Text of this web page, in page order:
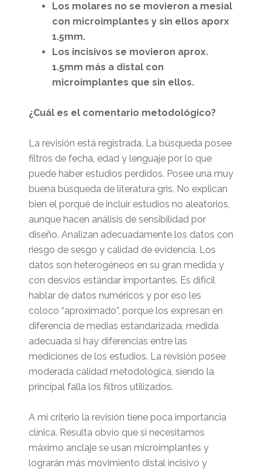
Los molares no se movieron a mesial
con microimplantes y sin ellos aporx
1.5mm.
Los incisivos se movieron aprox.
1.5mm más a distal con
microimplantes que sin ellos.
¿Cuál es el comentario metodológico?
La revisión está registrada. La búsqueda posee
filtros de fecha, edad y lenguaje por lo que
puede haber estudios perdidos. Posee una muy
buena búsqueda de literatura gris. No explican
bien el porqué de incluir estudios no aleatorios,
aunque hacen análisis de sensibilidad por
diseño. Analizan adecuadamente los datos con
riesgo de sesgo y calidad de evidencia. Los
datos son heterogéneos en su gran medida y
con desvíos estándar importantes. Es difícil
hablar de datos numéricos y por eso les
coloco “aproximado”, porque los expresan en
diferencia de medias estandarizada, medida
adecuada si hay diferencias entre las
mediciones de los estudios. La revisión posee
moderada calidad metodológica, siendo la
principal falla los filtros utilizados.
A mi criterio la revisión tiene poca importancia
clínica. Resulta obvio que si necesitamos
máximo anclaje se usan microimplantes y
lograrán más movimiento distal incisivo y